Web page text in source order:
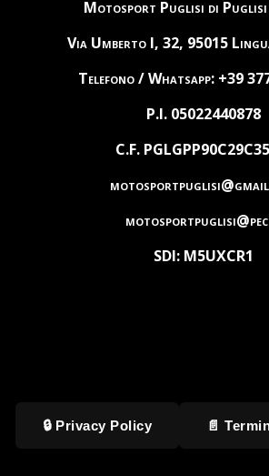
Motosport Puglisi di Puglisi
Via Umberto I, 32, 95015
Telefono / Whatsapp: +39
P.I. 05022440878
C.F.
SDI: M5UXCR1
🔒 Privacy Policy 📄